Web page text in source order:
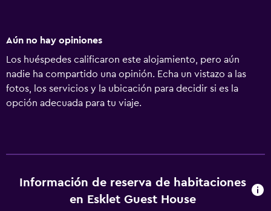
Aún no hay opiniones
Los huéspedes calificaron este alojamiento, pero aún
nadie ha compartido una opinión. Echa un vistazo a las
fotos, los servicios y la ubicación para decidir si es la
opción adecuada para tu viaje.
Información de reserva de habitaciones
en Esklet Guest House